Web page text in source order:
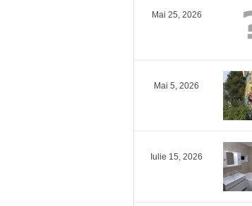
Mai 25, 2026
Mai 5, 2026
Iulie 15, 2026